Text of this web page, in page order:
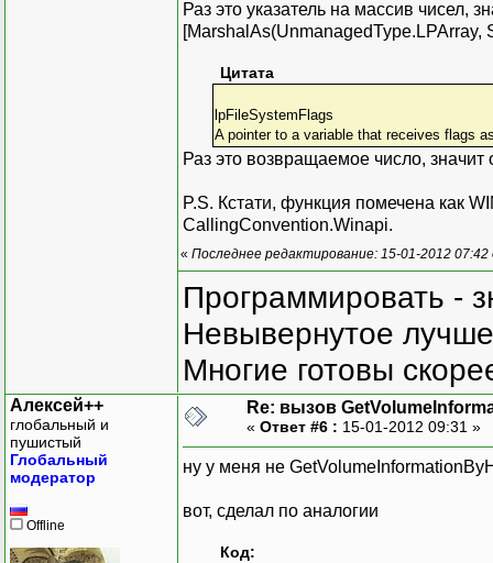
Раз это указатель на массив чисел,
[MarshalAs(UnmanagedType.LPArray,
Цитата
lpFileSystemFlags
A pointer to a variable that receives flags
Раз это возвращаемое число, значит
P.S. Кстати, функция помечена как
CallingConvention.Winapi.
« Последнее редактирование: 15-01-2012
Программировать -
Невывернутое
Многие готовы
Алексей++
глобальный и
пушистый
Глобальный
модератор
Offline
Re: вызов
« Ответ #6 : 15-01-2012 09:31 »
ну у меня не
вот, сделал по аналогии
Код: